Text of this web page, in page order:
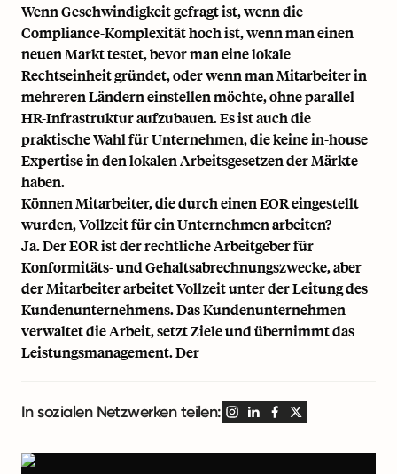
Wenn Geschwindigkeit gefragt ist, wenn die
Compliance-Komplexität hoch ist, wenn man einen
neuen Markt testet, bevor man eine lokale
Rechtseinheit gründet, oder wenn man Mitarbeiter in
mehreren Ländern einstellen möchte, ohne parallel
HR-Infrastruktur aufzubauen. Es ist auch die
praktische Wahl für Unternehmen, die keine in-house
Expertise in den lokalen Arbeitsgesetzen der Märkte
haben.
Können Mitarbeiter, die durch einen EOR eingestellt
wurden, Vollzeit für ein Unternehmen arbeiten?
Ja. Der EOR ist der rechtliche Arbeitgeber für
Konformitäts- und Gehaltsabrechnungszwecke, aber
der Mitarbeiter arbeitet Vollzeit unter der Leitung des
Kundenunternehmens. Das Kundenunternehmen
verwaltet die Arbeit, setzt Ziele und übernimmt das
Leistungsmanagement. Der
In sozialen Netzwerken teilen: